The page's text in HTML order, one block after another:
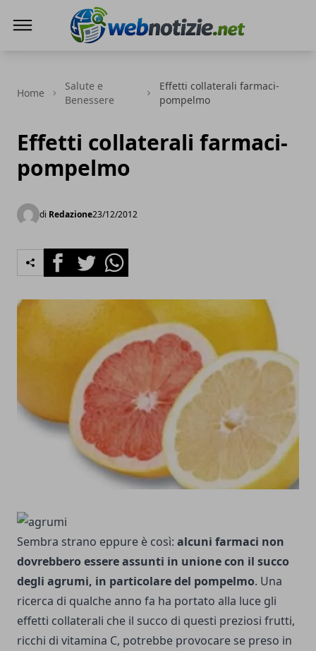
Home
Salute e
Benessere
Effetti collaterali farmaci-
pompelmo
Effetti collaterali farmaci-
pompelmo
di Redazione23/12/2012
FacebookTwitterWhatsapp
Sembra strano eppure è così: alcuni farmaci non
dovrebbero essere assunti in unione con il succo
degli agrumi, in particolare del pompelmo. Una
ricerca di qualche anno fa ha portato alla luce gli
effetti collaterali che il succo di questi preziosi frutti,
ricchi di vitamina C, potrebbe provocare se preso in